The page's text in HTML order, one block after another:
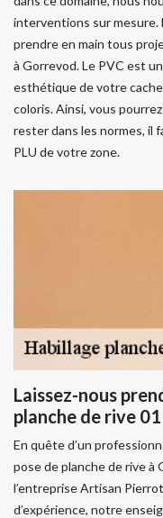
interventions sur mesure.
prendre en main tous
à Gorrevod. Le PVC est
esthétique de votre
coloris. Ainsi, vous
rester dans les normes, il
PLU de votre zone.
Laissez-nous
planche de rive
En quête d’un
pose de planche de rive à
l’entreprise Artisan
d’expérience, notre